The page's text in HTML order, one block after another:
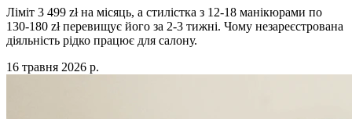
Ліміт 3 499 zł на місяць, а стилістка з 12-18 манікюрами по
130-180 zł перевищує його за 2-3 тижні. Чому незареєстрована
діяльність рідко працює для салону.
16 травня 2026 р.